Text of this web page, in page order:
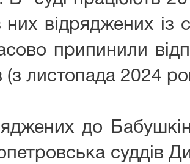
відряджених із
припинили
(з листопада 2024
до
суддів